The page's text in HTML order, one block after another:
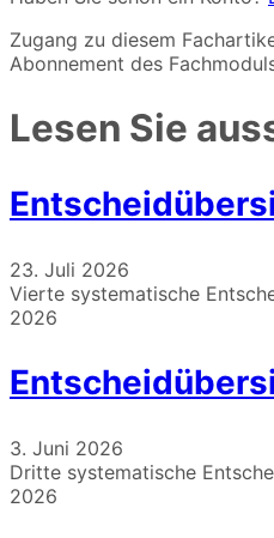
Zugang zu diesem
Abonnement des
Lesen Sie
23. Juli 2026
Vierte systematische
2026
3. Juni 2026
Dritte systematische
2026